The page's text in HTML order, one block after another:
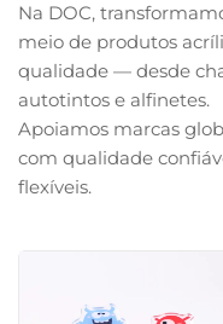
Na DOC,
meio de produtos
qualidade — desde
autotintos e alfinetes.
Apoiamos marcas
com qualidade
flexíveis.